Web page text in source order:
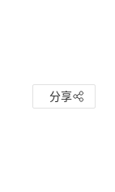
分享